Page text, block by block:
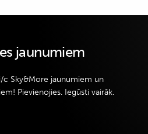
jaunumiem
c Sky&More jaunumiem un
Pievienojies. Iegūsti vairāk.